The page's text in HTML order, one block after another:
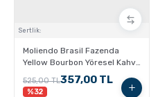
Sertlik:
Moliendo Brasil Fazenda
Yellow Bourbon Yöresel Kahve
525,00 TL357,00 TL
%32